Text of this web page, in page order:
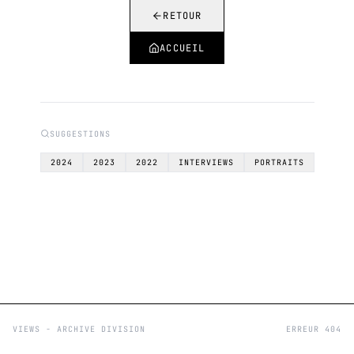
RETOUR
ACCUEIL
SUGGESTIONS
2024 2023 2022 INTERVIEWS PORTRAITS
VIEWS - ARCHIVE DIVISION ERREUR 404